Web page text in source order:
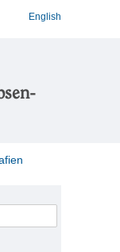
English